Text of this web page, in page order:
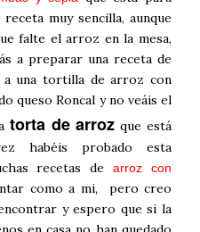
muy sencilla, aunque
falte el arroz en la mesa,
a preparar una receta de
a una tortilla de arroz con
queso Roncal y no veáis el
torta de arroz que está
habéis probado esta
recetas dearroz con
como a mi, pero creo
y espero que si la